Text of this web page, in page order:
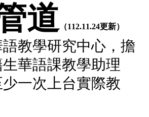
道（112.11.24更新）
教學研究中心，擔
華語課教學助理
少一次上台實際教